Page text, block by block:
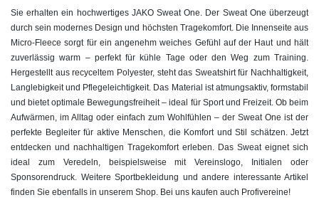
Sie erhalten ein hochwertiges JAKO Sweat One. Der Sweat One überzeugt
durch sein modernes Design und höchsten Tragekomfort. Die Innenseite aus
Micro-Fleece sorgt für ein angenehm weiches Gefühl auf der Haut und hält
zuverlässig warm – perfekt für kühle Tage oder den Weg zum Training.
Hergestellt aus recyceltem Polyester, steht das Sweatshirt für Nachhaltigkeit,
Langlebigkeit und Pflegeleichtigkeit. Das Material ist atmungsaktiv, formstabil
und bietet optimale Bewegungsfreiheit – ideal für Sport und Freizeit. Ob beim
Aufwärmen, im Alltag oder einfach zum Wohlfühlen – der Sweat One ist der
perfekte Begleiter für aktive Menschen, die Komfort und Stil schätzen. Jetzt
entdecken und nachhaltigen Tragekomfort erleben. Das Sweat eignet sich
ideal zum Veredeln, beispielsweise mit Vereinslogo, Initialen oder
Sponsorendruck. Weitere Sportbekleidung und andere interessante Artikel
finden Sie ebenfalls in unserem Shop. Bei uns kaufen auch Profivereine!